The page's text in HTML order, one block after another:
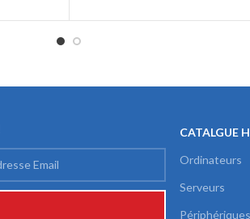
CATALGUE
Ordinateurs
Serveurs